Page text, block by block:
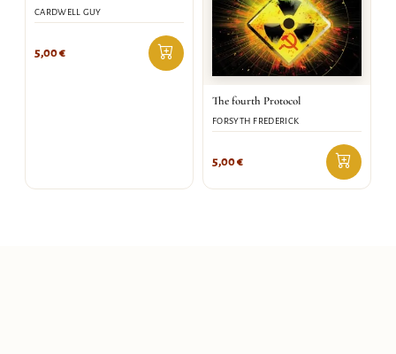
CARDWELL GUY
5,00€
The fourth Protocol
FORSYTH FREDERICK
5,00€